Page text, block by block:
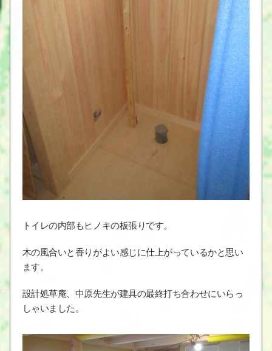
トイレの内部もヒノキの板張りです。
木の風合いと香りがよい感じに仕上がっているかと思い
ます。
設計処草庵、中原先生が建具の最終打ち合わせにいらっ
しゃいました。